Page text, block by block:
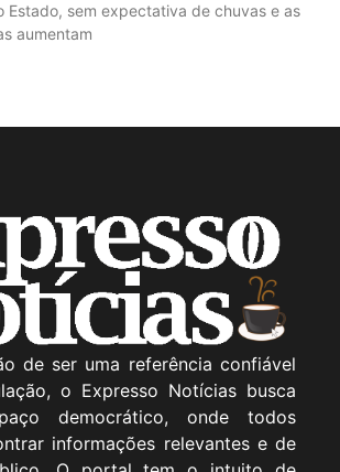
Estado, sem expectativa de chuvas e as
aumentam
de ser uma referência confiável
o Expresso Notícias busca
democrático, onde todos
informações relevantes e de